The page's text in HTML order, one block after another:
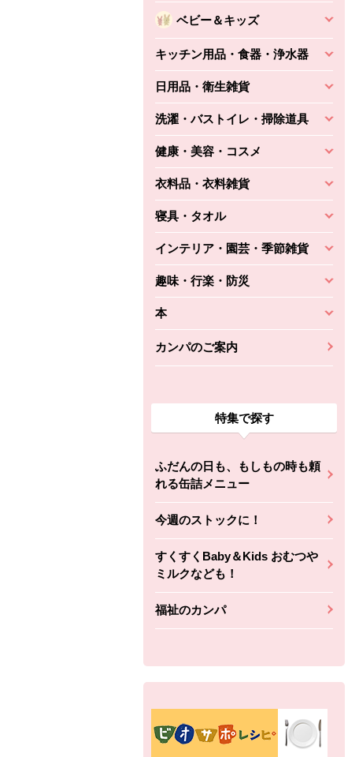
ベビー＆キッズ
キッチン用品・食器・浄水器
日用品・衛生雑貨
洗濯・バストイレ・掃除道具
健康・美容・コスメ
衣料品・衣料雑貨
寝具・タオル
インテリア・園芸・季節雑貨
趣味・行楽・防災
本
カンパのご案内
特集で探す
ふだんの日も、もしもの時も頼
れる缶詰メニュー
今週のストックに！
すくすくBaby＆Kids おむつや
ミルクなども！
福祉のカンパ